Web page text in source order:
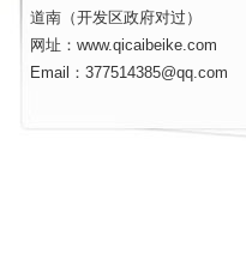
道南（开发区政府对过）
网址：www.qicaibeike.com
Email：377514385@qq.com